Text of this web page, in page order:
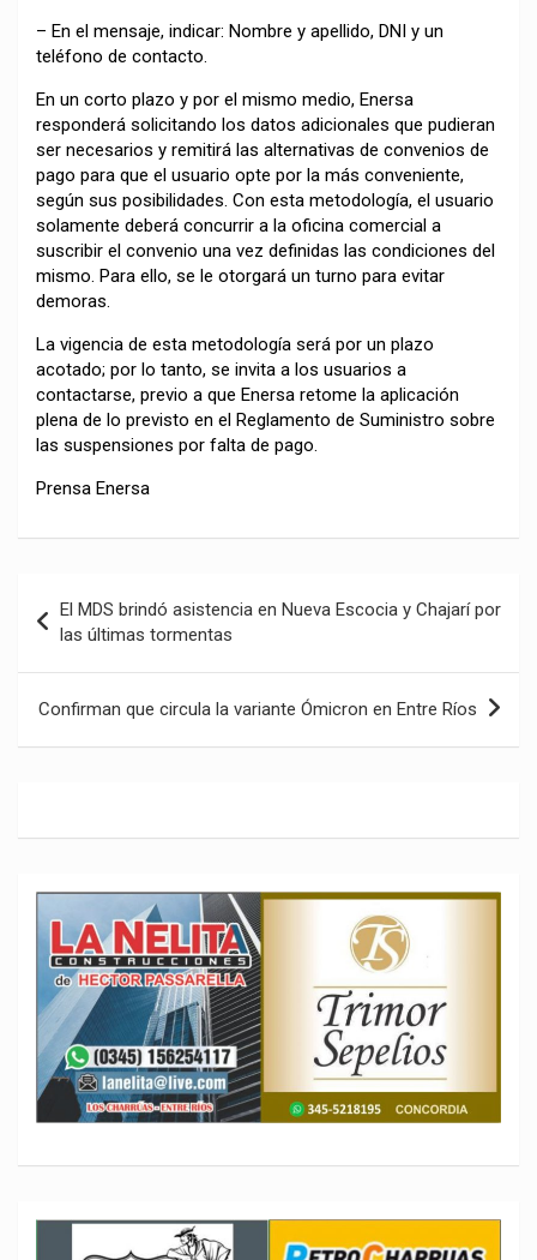
– En el mensaje, indicar: Nombre y apellido, DNI y un
teléfono de contacto.
En un corto plazo y por el mismo medio, Enersa
responderá solicitando los datos adicionales que pudieran
ser necesarios y remitirá las alternativas de convenios de
pago para que el usuario opte por la más conveniente,
según sus posibilidades. Con esta metodología, el usuario
solamente deberá concurrir a la oficina comercial a
suscribir el convenio una vez definidas las condiciones del
mismo. Para ello, se le otorgará un turno para evitar
demoras.
La vigencia de esta metodología será por un plazo
acotado; por lo tanto, se invita a los usuarios a
contactarse, previo a que Enersa retome la aplicación
plena de lo previsto en el Reglamento de Suministro sobre
las suspensiones por falta de pago.
Prensa Enersa
de
entradas
El MDS brindó asistencia en Nueva Escocia y Chajarí por
las últimas tormentas
Confirman que circula la variante Ómicron en Entre Ríos